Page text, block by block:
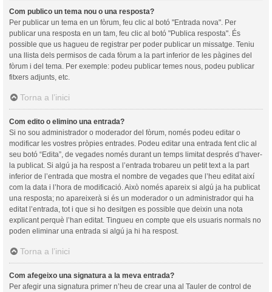
Com publico un tema nou o una resposta?
Per publicar un tema en un fòrum, feu clic al botó "Entrada nova". Per
publicar una resposta en un tam, feu clic al botó "Publica resposta". És
possible que us hagueu de registrar per poder publicar un missatge. Teniu
una llista dels permisos de cada fòrum a la part inferior de les pàgines del
fòrum i del tema. Per exemple: podeu publicar temes nous, podeu publicar
fitxers adjunts, etc.
Torna a l’inici
Com edito o elimino una entrada?
Si no sou administrador o moderador del fòrum, només podeu editar o
modificar les vostres pròpies entrades. Podeu editar una entrada fent clic al
seu botó “Edita”, de vegades només durant un temps limitat després d’haver-
la publicat. Si algú ja ha respost a l’entrada trobareu un petit text a la part
inferior de l’entrada que mostra el nombre de vegades que l’heu editat així
com la data i l’hora de modificació. Això només apareix si algú ja ha publicat
una resposta; no apareixerà si és un moderador o un administrador qui ha
editat l’entrada, tot i que si ho desitgen es possible que deixin una nota
explicant perquè l’han editat. Tingueu en compte que els usuaris normals no
poden eliminar una entrada si algú ja hi ha respost.
Torna a l’inici
Com afegeixo una signatura a la meva entrada?
Per afegir una signatura primer n’heu de crear una al Tauler de control de